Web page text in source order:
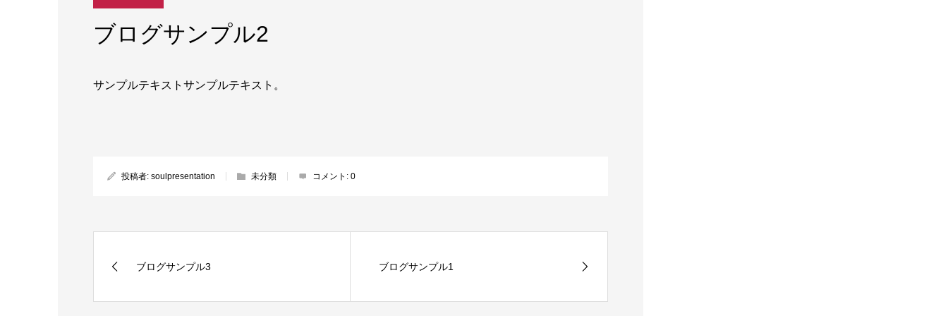
ブログサンプル2
サンプルテキストサンプルテキスト。
投稿者: soulpresentation 未分類 コメント: 0
ブログサンプル3 ブログサンプル1